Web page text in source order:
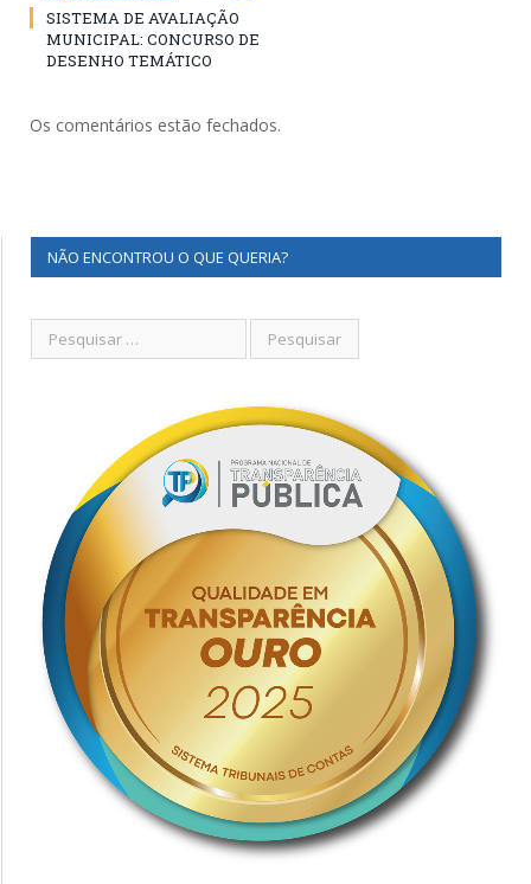
SISTEMA DE AVALIAÇÃO
MUNICIPAL: CONCURSO DE
DESENHO TEMÁTICO
Os comentários estão fechados.
NÃO ENCONTROU O QUE QUERIA?